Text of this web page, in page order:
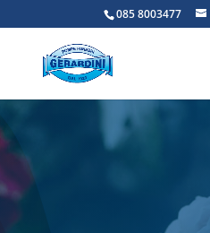
085 8003477